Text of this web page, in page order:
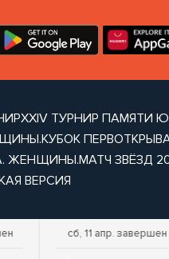
XXIV ТУРНИР ПАМЯТИ
КУБОК
ЖЕНЩИНЫ.МАТЧ ЗВЁЗД
ВЕРСИЯ
сб, 11 апр. завершен